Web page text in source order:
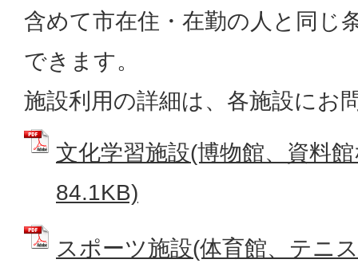
含めて市在住・在勤の人と同じ
できます。
施設利用の詳細は、各施設にお
文化学習施設(博物館、資料
84.1KB)
スポーツ施設(体育館、テニ